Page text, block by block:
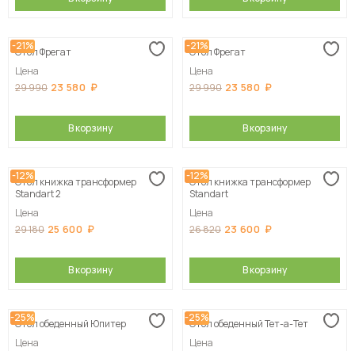
-21%
Стол Фрегат
Цена
29 990 23 580
В корзину
-21%
Стол Фрегат
Цена
29 990 23 580
В корзину
-12%
Стол книжка трансформер
Standart 2
Цена
29 180 25 600
В корзину
-12%
Стол книжка трансформер
Standart
Цена
26 820 23 600
В корзину
-25%
Стол обеденный Юпитер
Цена
-25%
Стол обеденный Тет-а-Тет
Цена